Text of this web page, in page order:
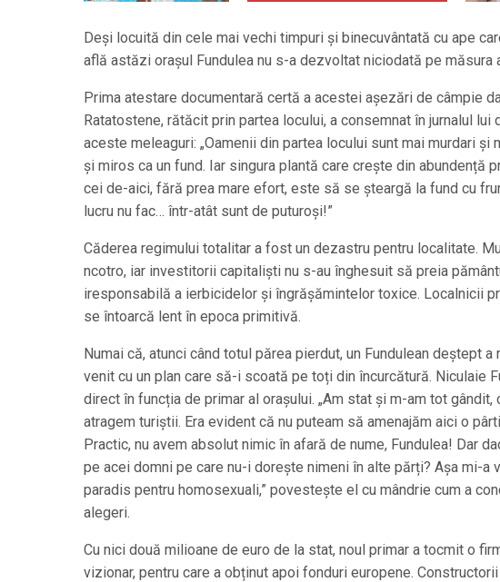
Deși locuită din cele mai vechi timpuri și binecuvântată cu ape
află astăzi orașul Fundulea nu s-a dezvoltat niciodată pe măsura
Prima atestare documentară certă a acestei așezări de câmpie
Ratatostene, rătăcit prin partea locului, a consemnat în jurnalul
aceste meleaguri: „Oamenii din partea locului sunt mai murdari
și miros ca un fund. Iar singura plantă care crește din abundență
cei de-aici, fără prea mare efort, este să se șteargă la fund cu
lucru nu fac… într-atât sunt de puturoși!”
Căderea regimului totalitar a fost un dezastru pentru localitate.
ncotro, iar investitorii capitaliști nu s-au înghesuit să preia
iresponsabilă a ierbicidelor și îngrășămintelor toxice. Localnicii
se întoarcă lent în epoca primitivă.
Numai că, atunci când totul părea pierdut, un Fundulean deștept
venit cu un plan care să-i scoată pe toți din încurcătură. Niculaie
direct în funcția de primar al orașului. „Am stat și m-am tot
atragem turiștii. Era evident că nu puteam să amenajăm aici o
Practic, nu avem absolut nimic în afară de nume, Fundulea! Dar
pe acei domni pe care nu-i dorește nimeni în alte părți? Așa mi-
paradis pentru homosexuali,” povestește el cu mândrie cum a
alegeri.
Cu nici două milioane de euro de la stat, noul primar a tocmit o
vizionar, pentru care a obținut apoi fonduri europene.